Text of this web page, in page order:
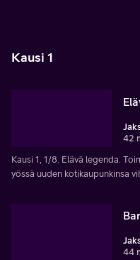
Kausi 1
42
Kausi 1, 1/8. Elävä legenda.
yössä uuden kotikaupunkinsa
44